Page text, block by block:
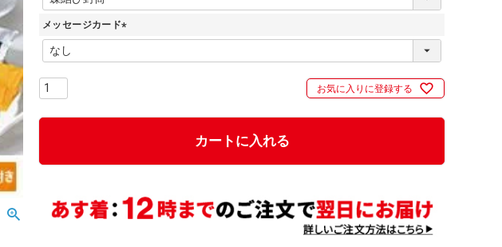
必
須
)
メッセージカード
必
お気に入りに登録する
カートに入れる